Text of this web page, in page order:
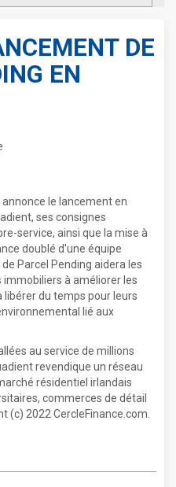
DE
EN
le lancement en
ses consignes
service, ainsi que la mise à
doublé d'une équipe
Parcel Pending aidera les
à améliorer les
du temps pour leurs
lié aux
au service de millions
revendique un réseau
résidentiel irlandais
commerces de détail
(c) 2022 CercleFinance.com.